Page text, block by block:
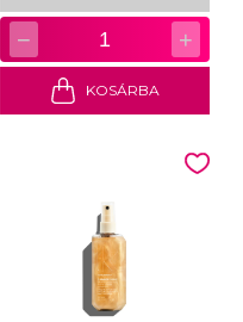
− 1 +
KOSÁRBA